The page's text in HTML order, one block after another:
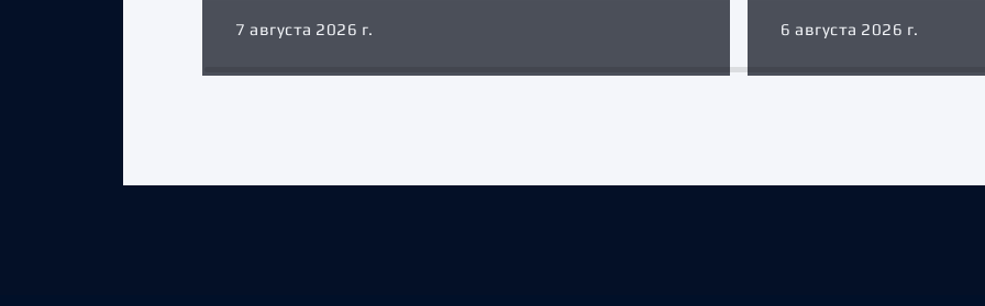
7 августа 2026 г. 6 августа 2026 г.